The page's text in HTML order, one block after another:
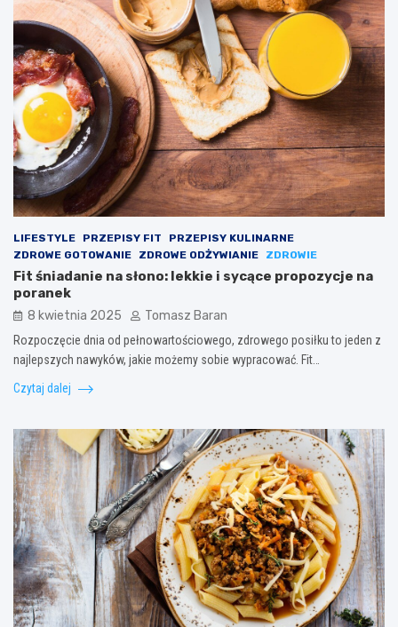
LIFESTYLE PRZEPISY FIT
PRZEPISY KULINARNE
ZDROWE GOTOWANIE
ZDROWE ODŻYWIANIE ZDROWIE
Fit śniadanie na słono: lekkie i sycące propozycje na
poranek
8 kwietnia 2025 Tomasz Baran
Rozpoczęcie dnia od pełnowartościowego, zdrowego posiłku to jeden z
najlepszych nawyków, jakie możemy sobie wypracować. Fit…
Czytaj dalej